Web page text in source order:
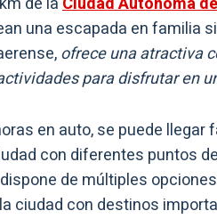
una escapada en familia
ofrece una atractiva
para disfrutar en
en auto, se puede
con diferentes puntos
de múltiples
ciudad con destinos